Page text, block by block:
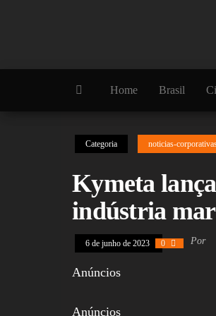
content
Home Brasil
Categoria noticias-
Kymeta
indústria
6 de junho de 2023 0 Por
Anúncios
Anúncios